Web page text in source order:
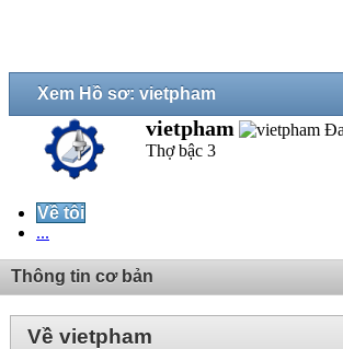
Xem Hồ sơ: vietpham
vietpham
Thợ bậc 3
Về tôi
...
Thông tin cơ bản
Về vietpham